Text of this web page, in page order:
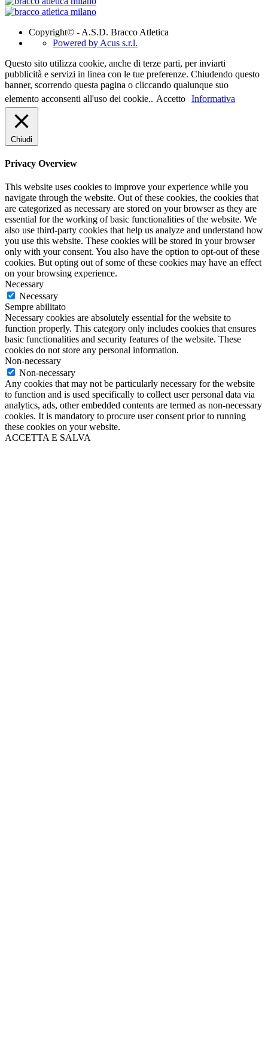
Copyright© - A.S.D. Bracco Atletica
Powered by Acus s.r.l.
Questo sito utilizza cookie, anche di terze parti, per inviarti
pubblicità e servizi in linea con le tue preferenze. Chiudendo questo
banner, scorrendo questa pagina o cliccando qualunque suo
elemento acconsenti all'uso dei cookie.. Accetto Informativa
Chiudi
Privacy Overview
This website uses cookies to improve your experience while you
navigate through the website. Out of these cookies, the cookies that
are categorized as necessary are stored on your browser as they are
essential for the working of basic functionalities of the website. We
also use third-party cookies that help us analyze and understand how
you use this website. These cookies will be stored in your browser
only with your consent. You also have the option to opt-out of these
cookies. But opting out of some of these cookies may have an effect
on your browsing experience.
Necessary
Necessary
Sempre abilitato
Necessary cookies are absolutely essential for the website to
function properly. This category only includes cookies that ensures
basic functionalities and security features of the website. These
cookies do not store any personal information.
Non-necessary
Non-necessary
Any cookies that may not be particularly necessary for the website
to function and is used specifically to collect user personal data via
analytics, ads, other embedded contents are termed as non-necessary
cookies. It is mandatory to procure user consent prior to running
these cookies on your website.
ACCETTA E SALVA